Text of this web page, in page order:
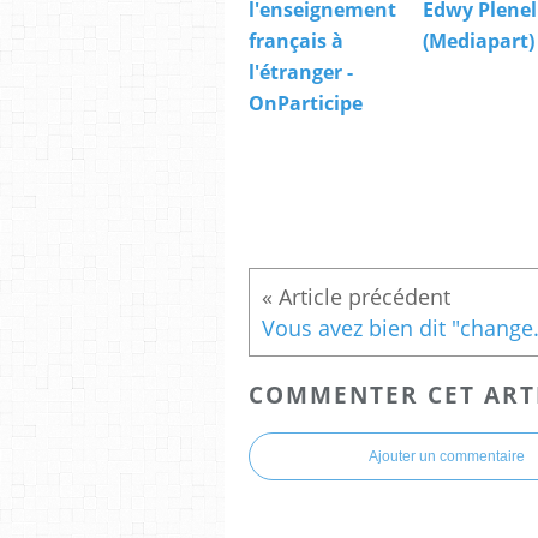
l'enseignement
français à
l'étranger -
OnParticipe
Edwy Plenel
(Mediapart)
Vous avez
COMMENTER CET
Ajouter un commentaire